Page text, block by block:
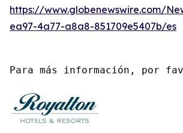
https://www.globenewswire.com/
ea97-4a77-a8a8-851709e5407b/es
Para más información, por